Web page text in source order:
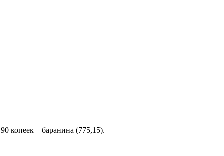
копеек – баранина (775,15).